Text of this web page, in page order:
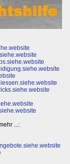
...: